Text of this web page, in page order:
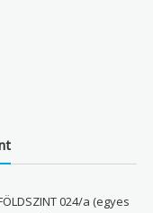
024/a (egyes